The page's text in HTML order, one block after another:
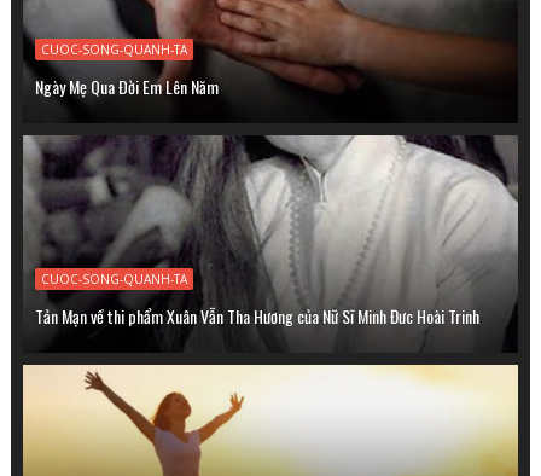
CUOC-SONG-QUANH-TA
Ngày Mẹ Qua Ðời Em Lên Năm
CUOC-SONG-QUANH-TA
Tản Mạn về thi phẩm Xuân Vẫn Tha Hương của Nữ Sĩ Minh Đưc Hoài Trinh